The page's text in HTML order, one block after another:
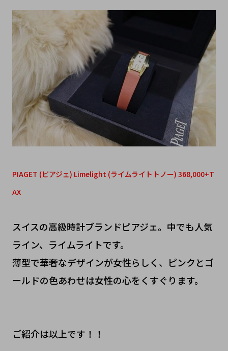
PIAGET (ピアジェ) Limelight (ライムライトトノー) 368,000+T
AX
スイスの高級時計ブランドピアジェ。中でも人気
ライン、ライムライトです。
薄型で華奢なデザインが女性らしく、ピンクとゴ
ールドの色あわせは女性の心をくすぐります。
ご紹介は以上です！！